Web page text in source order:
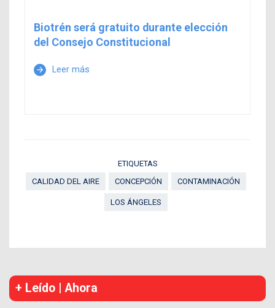
Biotrén será gratuito durante elección
del Consejo Constitucional
arrow_forward Leer más
ETIQUETAS
CALIDAD DEL AIRE
CONCEPCIÓN CONTAMINACIÓN
LOS ÁNGELES
+ Leído | Ahora